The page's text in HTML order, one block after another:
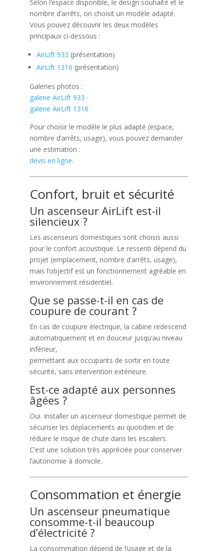
Selon l’espace disponible, le design souhaité et le
nombre d’arrêts, on choisit un modèle adapté.
Vous pouvez découvrir les deux modèles
principaux ci-dessous :
AirLift 933 (présentation)
AirLift 1316 (présentation)
Galeries photos :
galerie AirLift 933 ·
galerie AirLift 1316
Pour choisir le modèle le plus adapté (espace,
nombre d’arrêts, usage), vous pouvez demander
une estimation :
devis en ligne.
Confort, bruit et sécurité
Un ascenseur AirLift est-il
silencieux ?
Les ascenseurs domestiques sont choisis aussi
pour le confort acoustique. Le ressenti dépend du
projet (emplacement, nombre d’arrêts, usage),
mais l’objectif est un fonctionnement agréable en
environnement résidentiel.
Que se passe-t-il en cas de
coupure de courant ?
En cas de coupure électrique, la cabine redescend
automatiquement et en douceur jusqu’au niveau
inférieur,
permettant aux occupants de sortir en toute
sécurité, sans intervention extérieure.
Est-ce adapté aux personnes
âgées ?
Oui. Installer un ascenseur domestique permet de
sécuriser les déplacements au quotidien et de
réduire le risque de chute dans les escaliers.
C’est une solution très appréciée pour conserver
l’autonomie à domicile.
Consommation et énergie
Un ascenseur pneumatique
consomme-t-il beaucoup
d’électricité ?
La consommation dépend de l’usage et de la